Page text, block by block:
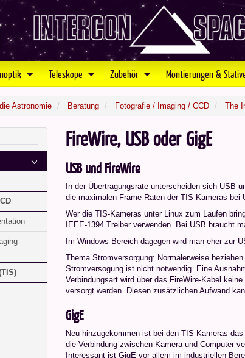
Teleskope Zubehör Montierungen &
Astronomie Beratung Fotografie / Imaging / CCD The
FireWire, USB oder GigE
USB und FireWire
In der Übertragungsrate unterscheiden sich USB
die maximalen Frame-Raten der TIS-Kameras
Wer die TIS-Kameras unter Linux zum Laufen
IEEE-1394 Treiber verwenden. Bei USB braucht
Im Windows-Bereich dagegen wird man eher zur
Thema Stromversorgung: Normalerweise
Stromversogung ist nicht notwendig. Eine
Verbindungsart wird über das FireWire-Kabel
versorgt werden. Diesen zusätzlichen Aufwand
GigE
Neu hinzugekommen ist bei den TIS-Kameras
die Verbindung zwischen Kamera und Computer
Interessant ist GigE vor allem im industriellen